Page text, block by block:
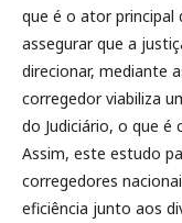
que é o ator principal
assegurar que a
direcionar, mediante
corregedor viabiliza
do Judiciário, o que é
Assim, este estudo
corregedores
eficiência junto aos